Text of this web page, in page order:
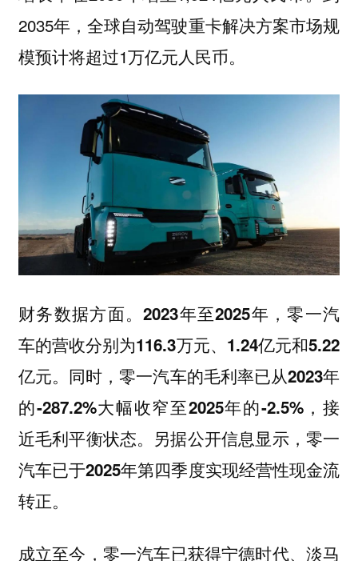
2035年，全球自动驾驶重卡解决方案市场规
模预计将超过1万亿元人民币。
财务数据方面。2023年至2025年，零一汽
车的营收分别为116.3万元、1.24亿元和5.22
亿元。同时，零一汽车的毛利率已从2023年
的-287.2%大幅收窄至2025年的-2.5%，接
近毛利平衡状态。另据公开信息显示，零一
汽车已于2025年第四季度实现经营性现金流
转正。
成立至今， 零一汽车已获得宁德时代、淡马